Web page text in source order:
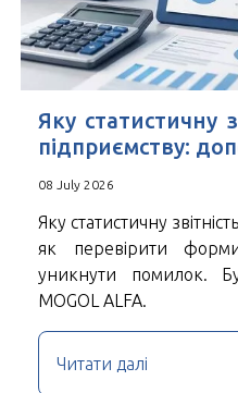
Поля позначені знаком*
Натискаючи кнопку Надіслати Ви
користувача
Яку статистичну
підприємству:
08 July 2026
Яку статистичну
як перевірити
уникнути помилок.
MOGOL ALFA.
Читати далі